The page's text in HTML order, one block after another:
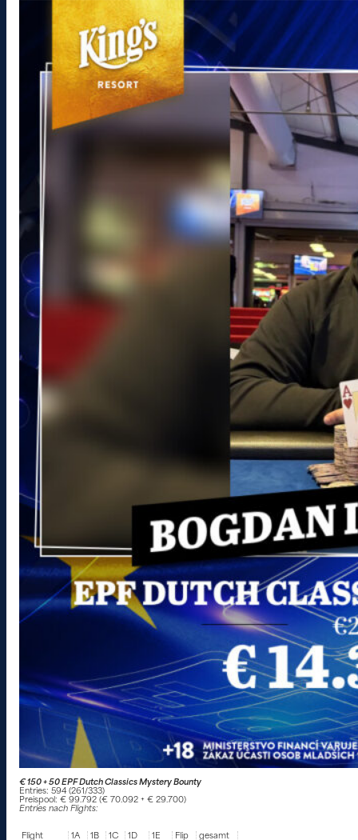
€ 150 + 50 EPF Dutch Classics Mystery Bounty
Entries: 594 (261/333)
Preispool: € 99.792 (€ 70.092 + € 29.700)
Entries nach Flights:
Flight 1A 1B 1C 1D 1E Flip
gesamt